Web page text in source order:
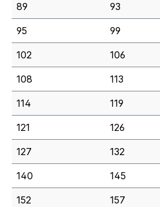
89 93
95 99
102 106
108 113
114 119
121 126
127 132
140 145
152 157